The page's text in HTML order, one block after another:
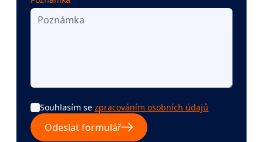
Souhlasím se zpracováním osobních údajů
Odeslat formulář